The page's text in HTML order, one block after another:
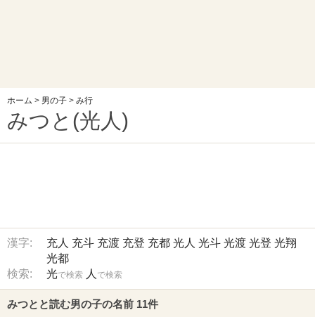
ホーム > 男の子 > み行
みつと(光人)
漢字: 充人 充斗 充渡 充登 充都 光人 光斗 光渡 光登 光翔
光都
検索:
光で検索 人 で検索
みつとと読む男の子の名前 11件